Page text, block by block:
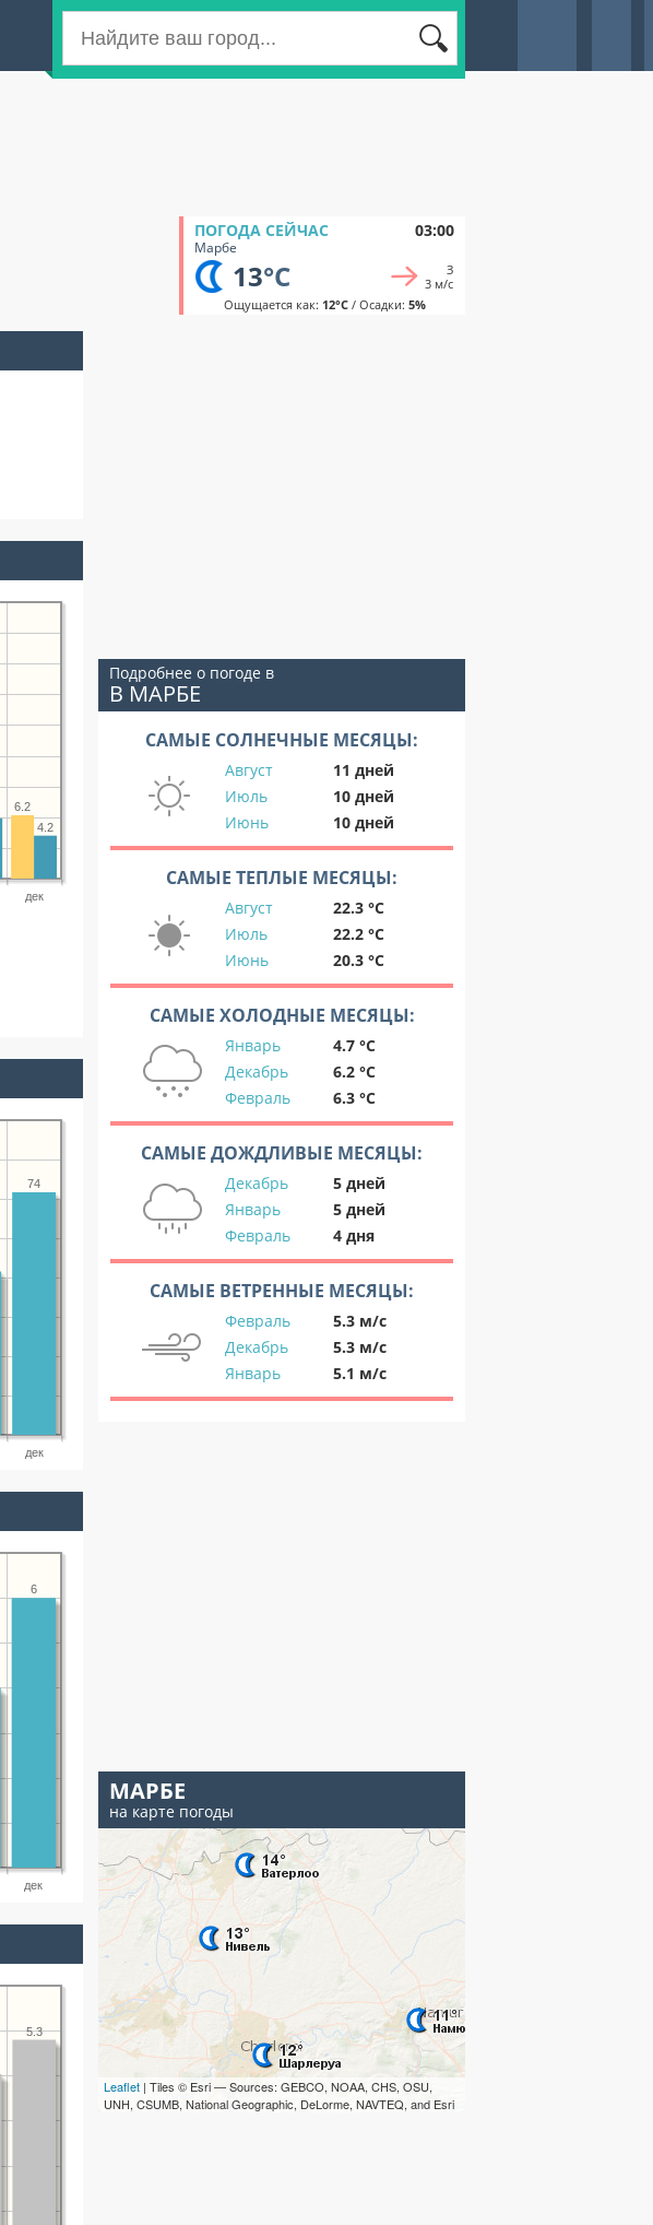
ПОГОДА СЕЙЧАС 03:00
Марбе
13°C
З
3 м/с
Ощущается как: 12°C/ Осадки: 5%
дек
6.2
4.2
дек
74
дек
6
5.3
Подробнее о погоде в
В МАРБЕ
САМЫЕ СОЛНЕЧНЫЕ МЕСЯЦЫ:
Август
11 дней
Июль
10 дней
Июнь
10 дней
САМЫЕ ТЕПЛЫЕ МЕСЯЦЫ:
Август
22.3 °C
Июль
22.2 °C
Июнь
20.3 °C
САМЫЕ ХОЛОДНЫЕ МЕСЯЦЫ:
Январь
4.7 °C
Декабрь
6.2 °C
Февраль
6.3 °C
САМЫЕ ДОЖДЛИВЫЕ МЕСЯЦЫ:
Декабрь
5 дней
Январь
5 дней
Февраль
4 дня
САМЫЕ ВЕТРЕННЫЕ МЕСЯЦЫ:
Февраль
5.3 м/с
Декабрь
5.3 м/с
Январь
5.1 м/с
МАРБЕ
на карте погоды
Leaflet | Tiles © Esri — Sources: GEBCO, NOAA, CHS, OSU,
UNH, CSUMB, National Geographic, DeLorme, NAVTEQ, and Esri